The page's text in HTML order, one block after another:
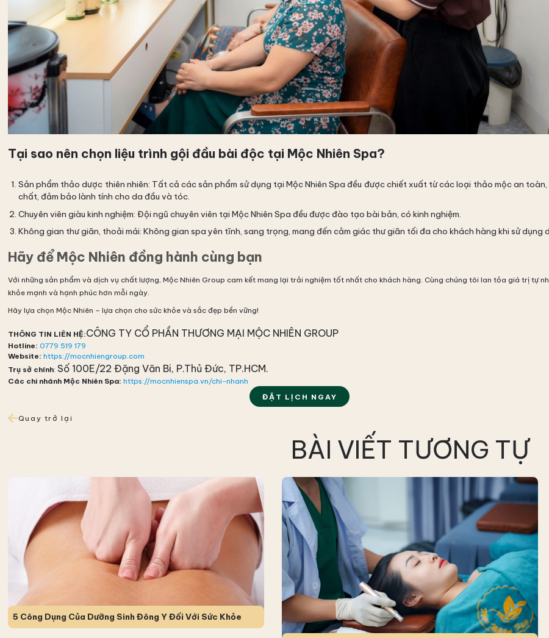
Tại sao nên chọn liệu trình gội đầu bài độc tại Mộc Nhiên Spa?
Sản phẩm thảo dược thiên nhiên: Tất cả các sản phẩm sử dụng tại Mộc Nhiên Spa đều được chiết xuất từ các loại thảo mộc an
chất, đảm bảo lành tính cho da đầu và tóc.
Chuyên viên giàu kinh nghiệm: Đội ngũ chuyên viên tại Mộc Nhiên Spa đều được đào tạo bài bản, có kinh nghiệm.
Không gian thư giãn, thoải mái: Không gian spa yên tĩnh, sang trọng, mang đến cảm giác thư giãn tối đa cho khách hàng khi sử dụng
Hãy để Mộc Nhiên đồng hành cùng bạn
Với những sản phẩm và dịch vụ chất lượng, Mộc Nhiên Group cam kết mang lại trải nghiệm tốt nhất cho khách hàng. Cùng chúng tôi lan tỏa giá trị tự
khỏe mạnh và hạnh phúc hơn mỗi ngày.
Hãy lựa chọn Mộc Nhiên – lựa chọn cho sức khỏe và sắc đẹp bền vững!
THÔNG TIN LIÊN HỆ:CÔNG TY CỔ PHẦN THƯƠNG MẠI MỘC NHIÊN GROUP
Hotline: 0779 519 179
Website: https://mocnhiengroup.com
Trụ sở chính: Số 100E/22 Đặng Văn Bi, P.Thủ Đức, TP.HCM.
Các chi nhánh Mộc Nhiên Spa: https://mocnhienspa.vn/chi-nhanh
ĐẶT LỊCH NGAY
Quay trở lại
BÀI VIẾT TƯƠNG TỰ
5 Công Dụng Của Dưỡng Sinh Đông Y Đối Với Sức Khỏe